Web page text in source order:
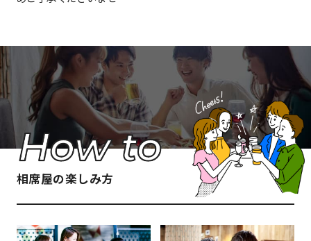
相席屋の楽しみ方